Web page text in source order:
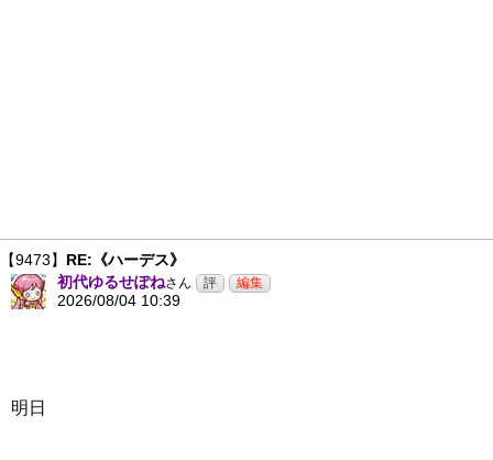
【9473】 RE:《ハーデス》
初代ゆるせぽねさん
2026/08/04 10:39
明日